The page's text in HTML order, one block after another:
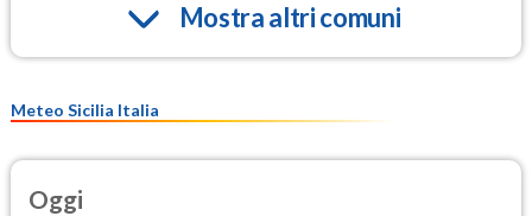
Mostra altri comuni
Meteo Sicilia Italia
Oggi